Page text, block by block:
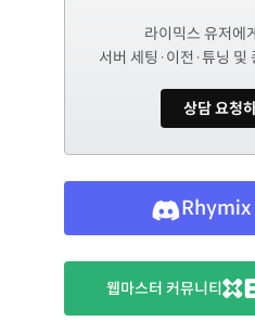
라이믹스 유저에
서버 세팅·이전·튜닝 및
상담 요청
웹마스터 커뮤니티